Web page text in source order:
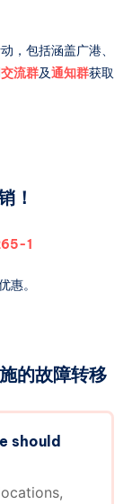
，包括涵盖广港、
交流群及通知群获取
！
1
。
的故障转移
should